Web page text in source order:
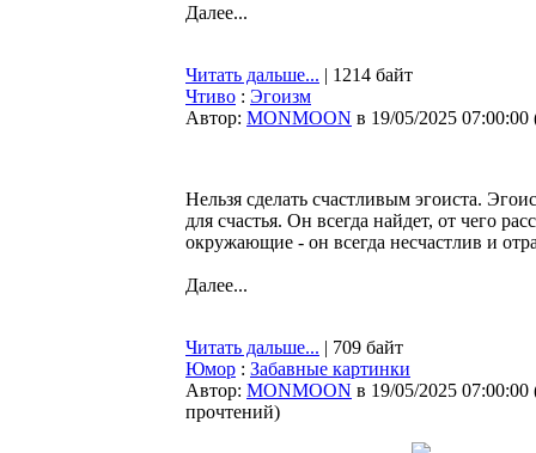
Далее...
Читать дальше... | 1214 байт
Чтиво : Эгоизм
Автор: MONMOON в 19/05/2025 07:00:00
Нельзя сделать счастливым эгоиста.
для счастья. Он всегда найдет, от чего
окружающие - он всегда несчастлив и
Далее...
Читать дальше... | 709 байт
Юмор : Забавные картинки
Автор: MONMOON в 19/05/2025 07:00:00
прочтений)